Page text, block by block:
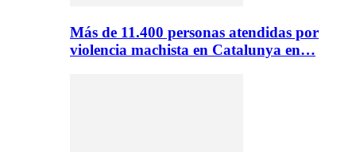
Más de 11.400 personas atendidas por
violencia machista en Catalunya en…